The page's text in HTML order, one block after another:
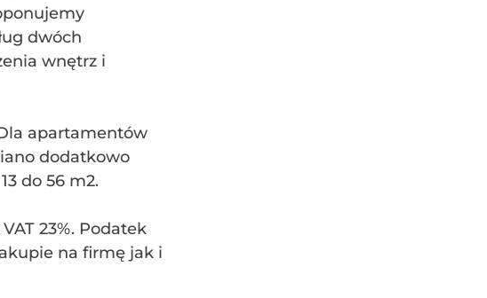
dwóch
wnętrz i
apartamentów
dodatkowo
do 56 m2.
23%. Podatek
na firmę jak i